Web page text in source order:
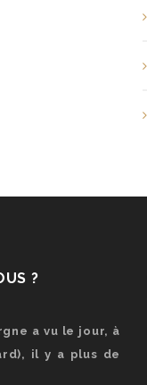
?
a vu le jour, à
il y a plus de